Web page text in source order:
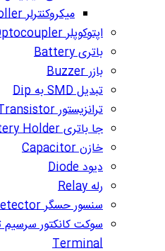
میکروکنترلر Microcontroller
اپتوکوپلر Optocoupler
باتری Battery
بازر Buzzer
تبدیل SMD به Dip
ترانزیستور Transistor
جا باتری Battery Holder
خازن Capacitor
دیود Diode
رله Relay
سنسور حسگر Sensor Detector
Terminal